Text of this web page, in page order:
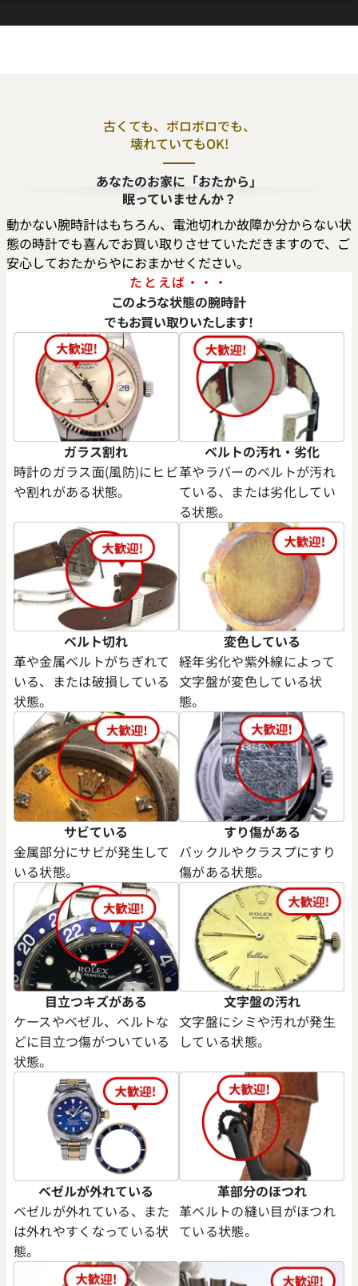
イデイト 40 228235A サン
格
点の参考買取価格です
ロレックス デイデイト 40
ローズゴールド文字盤
参考買取価格
価格はお問い合わせください
イデイト 40 228235 スレー
字盤
格
点の参考買取価格です
ロレックス デイデイト 40
ョコレート文字盤
参考買取価格
7,170,000円
※2025年6月時点の参考買取
イデイト 40 228345RBR サ
格
点の参考買取価格です
ロレックス デイデイト 40
ンオンブレ文字盤
参考買取価格
10,210,000円
※2026年5月時点の参考買取
古くても、ボロボロでも、
壊れていてもOK!
あなたのお家に「おたから」
眠っていませんか？
動かない腕時計はもちろん、電池切れか故障か分からない状
態の時計でも喜んでお買い取りさせていただきますので、ご
安心しておたからやにおまかせください。
たとえば・・・
このような状態の腕時計
でもお買い取りいたします！
ガラス割れ
時計のガラス面(風防)にヒビ
や割れがある状態。
ベルトの汚れ・劣化
革やラバーのベルトが汚れ
ている、または劣化してい
る状態。
ベルト切れ
革や金属ベルトがちぎれて
いる、または破損している
状態。
変色している
経年劣化や紫外線によって
文字盤が変色している状
態。
サビている
金属部分にサビが発生して
いる状態。
すり傷がある
バックルやクラスプにすり
傷がある状態。
目立つキズがある
ケースやベゼル、ベルトな
どに目立つ傷がついている
状態。
文字盤の汚れ
文字盤にシミや汚れが発生
している状態。
ベゼルが外れている
ベゼルが外れている、また
は外れやすくなっている状
態。
革部分のほつれ
革ベルトの縫い目がほつれ
ている状態。